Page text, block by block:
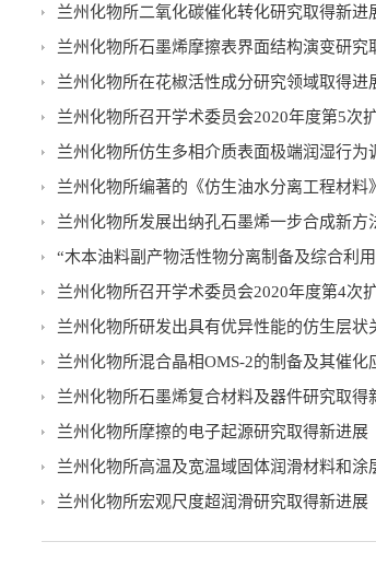
兰州化物所二氧化碳催化转化研究取得新进
兰州化物所石墨烯摩擦表界面结构演变研究
兰州化物所在花椒活性成分研究领域取得进
兰州化物所召开学术委员会2020年度第5次
兰州化物所仿生多相介质表面极端润湿行为
兰州化物所编著的《仿生油水分离工程材料
兰州化物所发展出纳孔石墨烯一步合成新方
“木本油料副产物活性物分离制备及综合利
兰州化物所召开学术委员会2020年度第4次
兰州化物所研发出具有优异性能的仿生层状
兰州化物所混合晶相OMS-2的制备及其催化
兰州化物所石墨烯复合材料及器件研究取得
兰州化物所摩擦的电子起源研究取得新进展
兰州化物所高温及宽温域固体润滑材料和涂
兰州化物所宏观尺度超润滑研究取得新进展